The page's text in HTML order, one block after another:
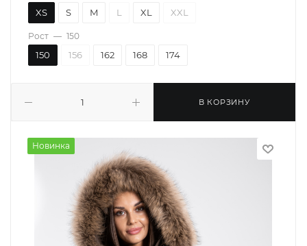
В КОРЗИНУ
XS S M L XL XXL
Рост — 150
150 156 162 168 174
Новинка